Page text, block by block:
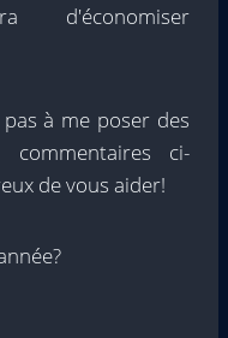
d'économiser
à me poser des
ci-
de vous aider!